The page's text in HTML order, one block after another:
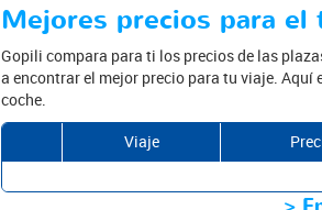
Mejores precios para el
Gopili compara para ti los precios de las
a encontrar el mejor precio para tu viaje.
coche.
Viaje